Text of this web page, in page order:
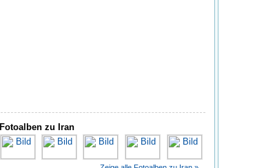
Fotoalben zu Iran